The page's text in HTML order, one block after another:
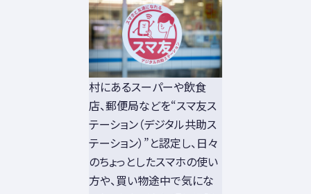
村にあるスーパーや飲食
店、郵便局などを“スマ友ス
テーション（デジタル共助ス
テーション）”と認定し、日々
のちょっとしたスマホの使い
方や、買い物途中で気にな